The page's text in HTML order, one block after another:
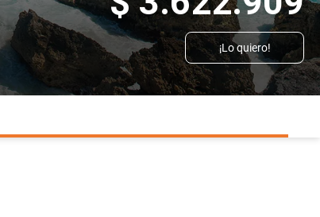
¡Lo quiero!